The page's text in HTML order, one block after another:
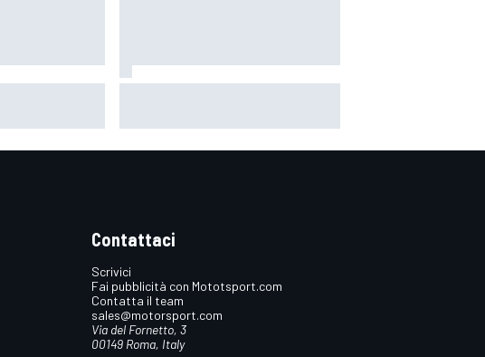
Contattaci
Scrivici
Fai pubblicità con Mototsport.com
Contatta il team
sales@motorsport.com
Via del Fornetto, 3
00149 Roma, Italy